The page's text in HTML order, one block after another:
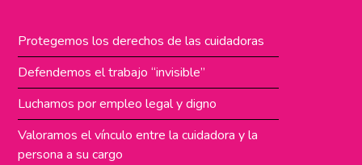
Protegemos los derechos de las cuidadoras
Defendemos el trabajo “invisible”
Luchamos por empleo legal y digno
Valoramos el vínculo entre la cuidadora y la
persona a su cargo